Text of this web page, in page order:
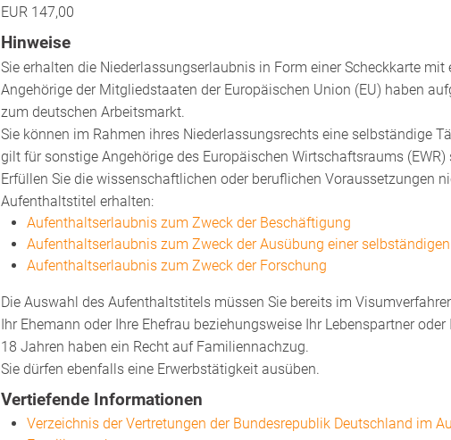
EUR 147,00
Hinweise
Sie erhalten die Niederlassungserlaubnis in Form einer Scheckkarte
Angehörige der Mitgliedstaaten der Europäischen Union (EU) haben
zum deutschen Arbeitsmarkt.
Sie können im Rahmen ihres Niederlassungsrechts eine selbständige
gilt für sonstige Angehörige des Europäischen Wirtschaftsraums
Erfüllen Sie die wissenschaftlichen oder beruflichen Voraussetzungen
Aufenthaltstitel erhalten:
Aufenthaltserlaubnis zum Zweck der Beschäftigung
Aufenthaltserlaubnis zum Zweck der Ausübung einer
Aufenthaltserlaubnis zum Zweck der Forschung
Die Auswahl des Aufenthaltstitels müssen Sie bereits im
Ihr Ehemann oder Ihre Ehefrau beziehungsweise Ihr Lebenspartner
18 Jahren haben ein Recht auf Familiennachzug.
Sie dürfen ebenfalls eine Erwerbstätigkeit ausüben.
Vertiefende Informationen
Verzeichnis der Vertretungen der Bundesrepublik Deutschland im